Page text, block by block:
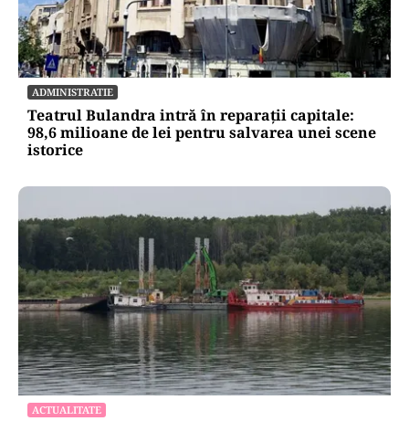
ADMINISTRATIE
Teatrul Bulandra intră în reparații capitale:
98,6 milioane de lei pentru salvarea unei scene
istorice
ACTUALITATE